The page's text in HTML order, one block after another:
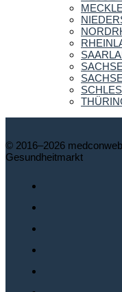
© 2016–2026
Gesundheitmarkt